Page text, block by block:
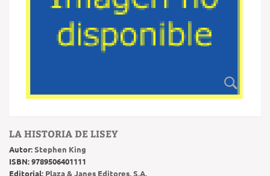
LA HISTORIA DE LISEY
Autor:Stephen King
ISBN:9789506401111
Editorial: Plaza & Janes Editores, S.A.